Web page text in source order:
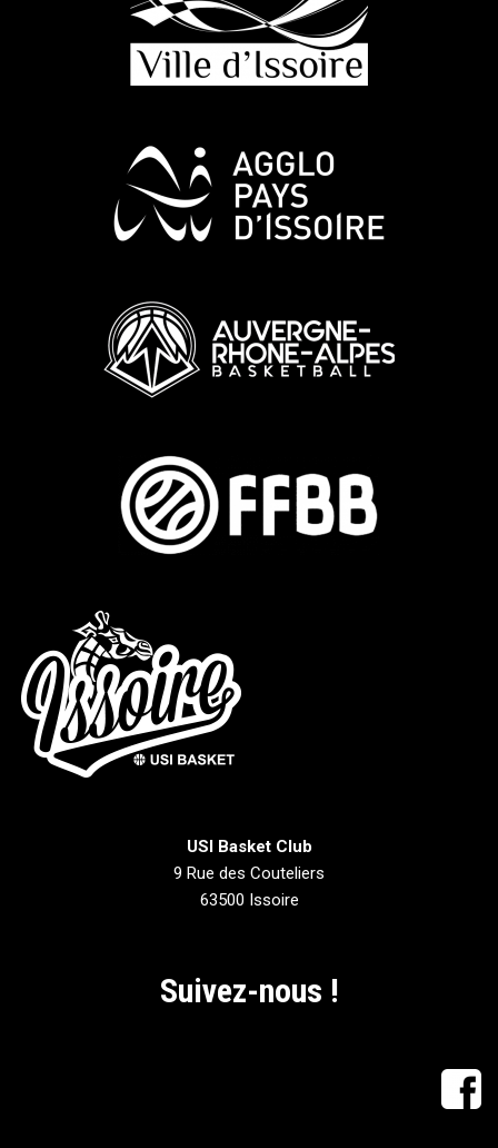
USI Basket Club
9 Rue des Couteliers
63500 Issoire
Suivez-nous !